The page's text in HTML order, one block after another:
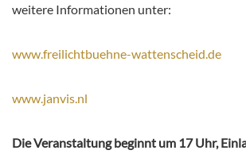
weitere Informationen unter:
www.freilichtbuehne-wattenscheid.de
www.janvis.nl
Die Veranstaltung beginnt um 17 Uhr,